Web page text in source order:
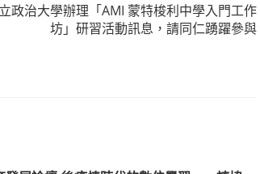
政治大學辦理「AMI 蒙特梭利中學入門工作
坊」研習活動訊息，請同仁踴躍參與